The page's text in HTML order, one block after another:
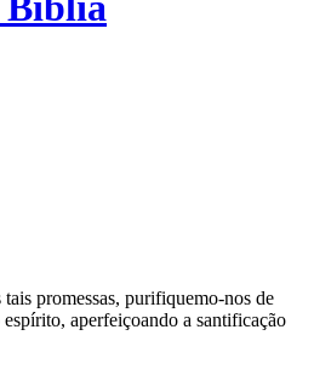
promessas, purifiquemo-nos de
aperfeiçoando a santificação